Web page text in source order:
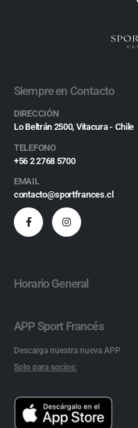
Siempre en Contacto
DIRECCIÓN
Lo Beltrán 2500, Vitacura - Chile
TELEFONO
+56 2 2768 5700
EMAIL
contacto@sportfrances.cl
Horario General
APP Sport Francés
Descarga nuestra nueva APP
Solo para socios: